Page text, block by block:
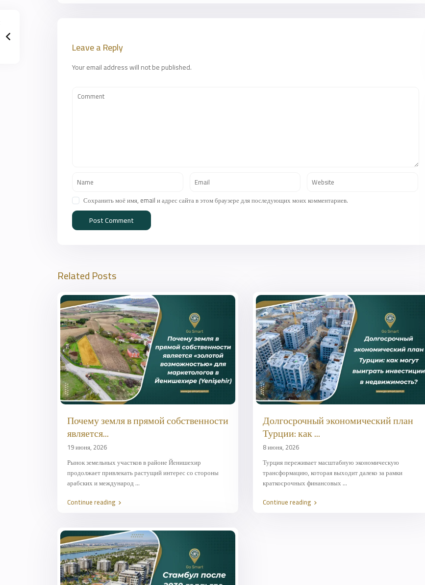
Leave a Reply
Your email address will not be published.
Сохранить моё имя, email и адрес сайта в этом браузере для последующих моих комментариев.
Related Posts
Почему земля в прямой собственности
является...
19 июня, 2026
Рынок земельных участков в районе Йенишехир
продолжает привлекать растущий интерес со стороны
арабских и международ...
Continue reading
Долгосрочный экономический план
Турции: как ...
8 июня, 2026
Турция переживает масштабную экономическую
трансформацию, которая выходит далеко за рамки
краткосрочных финансовых ...
Continue reading